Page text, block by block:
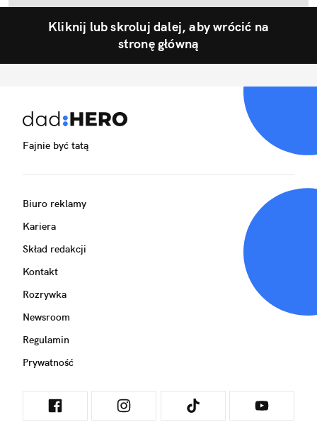
Kliknij lub skroluj dalej, aby wrócić na
stronę główną
Fajnie być tatą
Biuro reklamy
Kariera
Skład redakcji
Kontakt
Rozrywka
Newsroom
Regulamin
Prywatność